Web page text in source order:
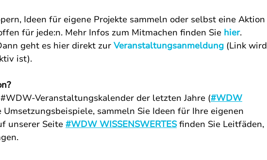
Ideen für eigene Projekte sammeln oder selbst eine Aktion
für jede:n. Mehr Infos zum Mitmachen finden Sie hier.
geht es hier direkt zur Veranstaltungsanmeldung (Link wird
ist).
Veranstaltungskalender der letzten Jahre (#WDW
sammeln Sie Ideen für Ihre eigenen
unserer Seite #WDW WISSENSWERTESfinden Sie Leitfäden,